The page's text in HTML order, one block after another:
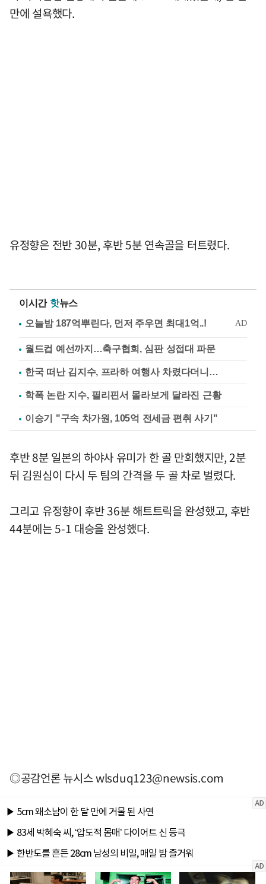
만에 설욕했다.
유정향은 전반 30분, 후반 5분 연속골을 터트렸다.
이시간 핫뉴스
월드컵 예선까지…축구협회, 심판 성접대 파문
한국 떠난 김지수, 프라하 여행사 차렸다더니…
학폭 논란 지수, 필리핀서 몰라보게 달라진 근황
이승기 "구속 차가원, 105억 전세금 편취 사기"
후반 8분 일본의 하야사 유미가 한 골 만회했지만, 2분
뒤 김원심이 다시 두 팀의 간격을 두 골 차로 벌렸다.
그리고 유정향이 후반 36분 해트트릭을 완성했고, 후반
44분에는 5-1 대승을 완성했다.
◎공감언론 뉴시스wlsduq123@newsis.com